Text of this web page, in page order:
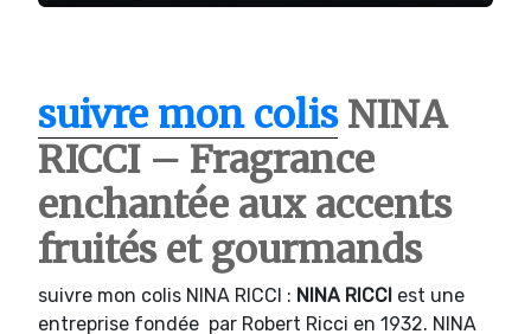
suivre mon colisNINA
RICCI – Fragrance
enchantée aux accents
fruités et gourmands
suivre mon colis NINA RICCI : NINA RICCI est une
entreprise fondée par Robert Ricci en 1932. NINA